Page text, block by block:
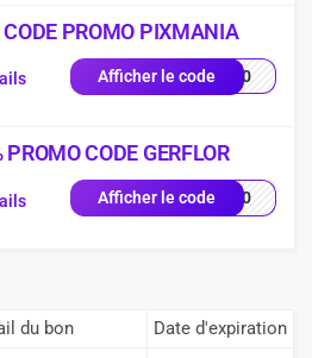
PROMO PIXMANIA
Afficher le codeAL60
PROMO CODE GERFLOR
Afficher le codeLL20
du bon Date d'expiration